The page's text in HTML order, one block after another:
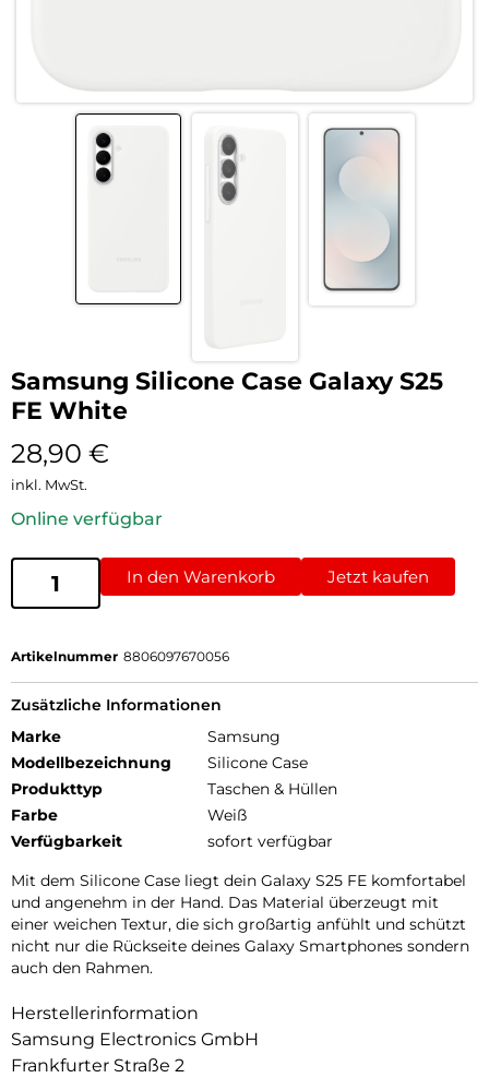
Samsung Silicone Case Galaxy S25
FE White
28,90 €
inkl. MwSt.
Online verfügbar
In den Warenkorb Jetzt kaufen
Artikelnummer 8806097670056
Zusätzliche Informationen
Marke
Samsung
Modellbezeichnung
Silicone Case
Produkttyp
Taschen & Hüllen
Farbe
Weiß
Verfügbarkeit
sofort verfügbar
Mit dem Silicone Case liegt dein Galaxy S25 FE komfortabel
und angenehm in der Hand. Das Material überzeugt mit
einer weichen Textur, die sich großartig anfühlt und schützt
nicht nur die Rückseite deines Galaxy Smartphones sondern
auch den Rahmen.
Herstellerinformation
Samsung Electronics GmbH
Frankfurter Straße 2